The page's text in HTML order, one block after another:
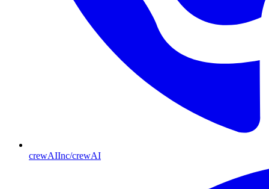
crewAIInc/crewAI